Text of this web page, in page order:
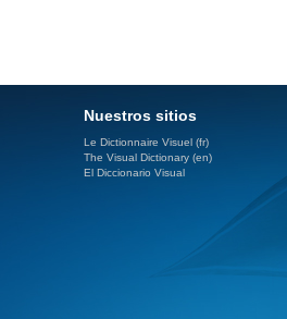
Nuestros sitios
Le Dictionnaire Visuel (fr)
The Visual Dictionary (en)
El Diccionario Visual